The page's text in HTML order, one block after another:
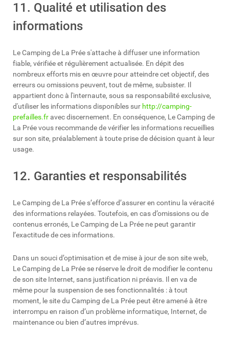
11. Qualité et utilisation des
informations
Le Camping de La Prée s'attache à diffuser une information
fiable, vérifiée et régulièrement actualisée. En dépit des
nombreux efforts mis en œuvre pour atteindre cet objectif, des
erreurs ou omissions peuvent, tout de même, subsister. Il
appartient donc à l'internaute, sous sa responsabilité exclusive,
d'utiliser les informations disponibles sur http://camping-
prefailles.fr avec discernement. En conséquence, Le Camping de
La Prée vous recommande de vérifier les informations recueillies
sur son site, préalablement à toute prise de décision quant à leur
usage.
12. Garanties et responsabilités
Le Camping de La Prée s’efforce d’assurer en continu la véracité
des informations relayées. Toutefois, en cas d’omissions ou de
contenus erronés, Le Camping de La Prée ne peut garantir
l’exactitude de ces informations.
Dans un souci d’optimisation et de mise à jour de son site web,
Le Camping de La Prée se réserve le droit de modifier le contenu
de son site Internet, sans justification ni préavis. Il en va de
même pour la suspension de ses fonctionnalités : à tout
moment, le site du Camping de La Prée peut être amené à être
interrompu en raison d’un problème informatique, Internet, de
maintenance ou bien d’autres imprévus.